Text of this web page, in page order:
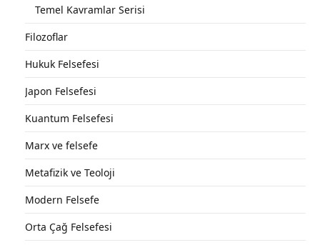
Temel Kavramlar Serisi
Filozoflar
Hukuk Felsefesi
Japon Felsefesi
Kuantum Felsefesi
Marx ve felsefe
Metafizik ve Teoloji
Modern Felsefe
Orta Çağ Felsefesi